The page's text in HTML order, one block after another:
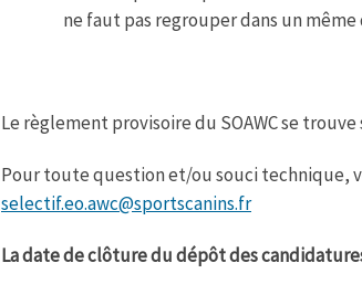
ne faut pas regrouper dans un
Le règlement provisoire du SOAWC se trouve
Pour toute question et/ou souci technique,
selectif.eo.awc@sportscanins.fr
La date de clôture du dépôt des